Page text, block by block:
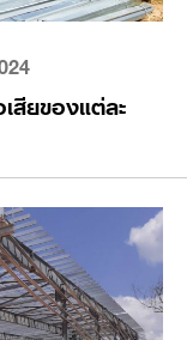
สียของแต่ละ